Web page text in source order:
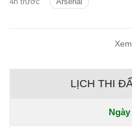
LỊCH THI
Ngày